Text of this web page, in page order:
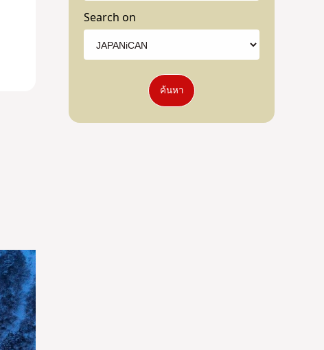
ใช่
ใช่
Search on
ค้นหา